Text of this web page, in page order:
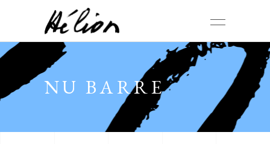
NU BARRE